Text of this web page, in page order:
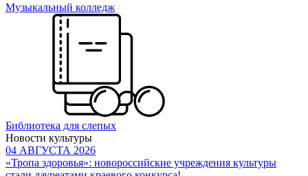
Музыкальный колледж
Библиотека для слепых
Новости культуры
04 АВГУСТА 2026
«Тропа здоровья»: новороссийские учреждения культуры